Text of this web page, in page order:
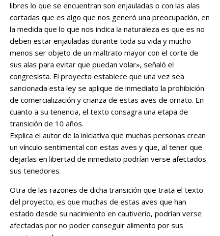
libres lo que se encuentran son enjauladas o con las alas
cortadas que es algo que nos generó una preocupación, en
la medida que lo que nos indica la naturaleza es que es no
deben estar enjauladas durante toda su vida y mucho
menos ser objeto de un maltrato mayor con el corte de
sus alas para evitar que puedan volar», señaló el
congresista. El proyecto establece que una vez sea
sancionada esta ley se aplique de inmediato la prohibición
de comercialización y crianza de estas aves de ornato. En
cuanto a su tenencia, el texto consagra una etapa de
transición de 10 años.
Explica el autor de la iniciativa que muchas personas crean
un vínculo sentimental con estas aves y que, al tener que
dejarlas en libertad de inmediato podrían verse afectados
sus tenedores.
Otra de las razones de dicha transición que trata el texto
del proyecto, es que muchas de estas aves que han
estado desde su nacimiento en cautiverio, podrían verse
afectadas por no poder conseguir alimento por sus